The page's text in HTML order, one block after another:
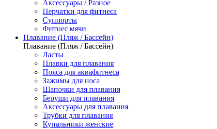
Аксессуары / Разное
Перчатки для фитнеса
Суппорты
Фитнес мячи
Плавание (Пляж / Бассейн)
Плавание (Пляж / Бассейн)
Ласты
Плавки для плавания
Пояса для аквафитнеса
Зажимы для носа
Шапочки для плавания
Беруши для плавания
Аксессуары для плавания
Трубки для плавания
Купальники женские